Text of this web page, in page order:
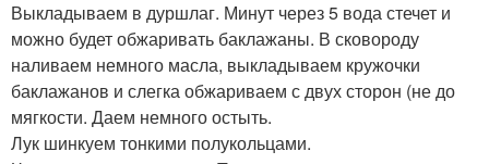
Выкладываем в дуршлаг. Минут через 5 вода стечет и
можно будет обжаривать баклажаны. В сковороду
наливаем немного масла, выкладываем кружочки
баклажанов и слегка обжариваем с двух сторон (не до
мягкости. Даем немного остыть.
Лук шинкуем тонкими полукольцами.